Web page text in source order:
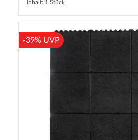
Inhalt: 1 Stück
-39% UVP